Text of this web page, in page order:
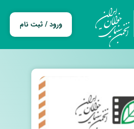
ورود / ثبت نام